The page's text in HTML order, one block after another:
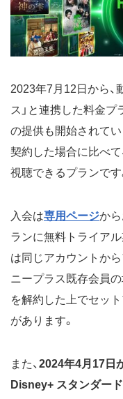
2023年7月12日から、
ス」と連携した料金プ
の提供も開始されて
契約した場合に比べ
視聴できるプランです
入会は専用ページか
ランに無料トライア
は同じアカウントか
ニープラス既存会員
を解約した上でセッ
があります。
また、 2024年4月17日
Disney+ スタンダー